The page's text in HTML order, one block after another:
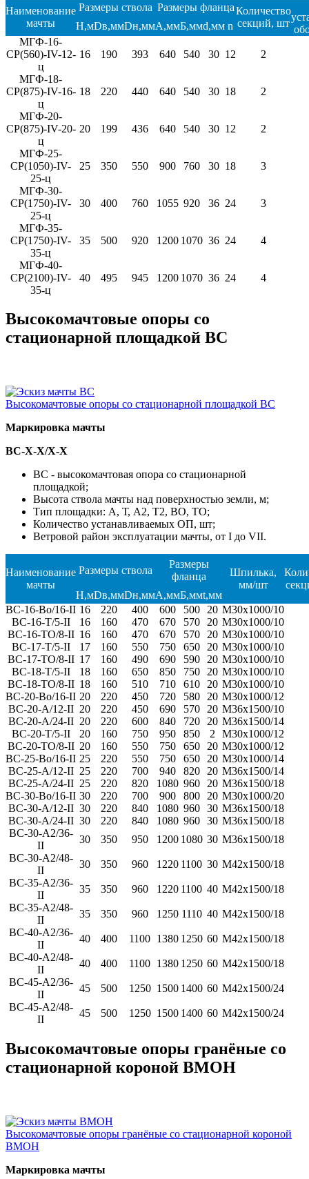
Наименование
мачты
Размеры ствола Размеры фланцаКоличество
секций, шт
H,мDв,ммDн,ммA,ммБ,ммd,мм n
МГФ-16-
СР(560)-IV-12-
ц
16 190 393 640 540 30 12 2
МГФ-18-
СР(875)-IV-16-
ц
18 220 440 640 540 30 18 2
МГФ-20-
СР(875)-IV-20-
ц
20 199 436 640 540 30 12 2
МГФ-25-
СР(1050)-IV-
25-ц
25 350 550 900 760 30 18 3
МГФ-30-
СР(1750)-IV-
25-ц
30 400 760 1055 920 36 24 3
МГФ-35-
СР(1750)-IV-
35-ц
35 500 920 1200 1070 36 24 4
МГФ-40-
СР(2100)-IV-
35-ц
40 495 945 1200 1070 36 24 4
Высокомачтовые опоры со
стационарной площадкой ВС
Высокомачтовые опоры со стационарной площадкой ВС
Маркировка мачты
ВС-X-Х/X-Х
ВС - высокомачтовая опора со стационарной
площадкой;
Высота ствола мачты над поверхностью земли, м;
Тип площадки: А, Т, А2, Т2, ВО, ТО;
Количество устанавливаемых ОП, шт;
Ветровой район эксплуатации мачты, от I до VII.
Наименование
мачты
Размеры ствола
Размеры
фланца
Шпилька,
мм/шт
H,мDв,ммDн,ммА,ммБ,ммt,мм
ВС-16-Во/16-II 16 220 400 600 500 20 М30х1000/10
ВС-16-Т/5-II
16 160 470 670 570 20 М30х1000/10
ВС-16-ТО/8-II 16 160 470 670 570 20 М30х1000/10
ВС-17-Т/5-II
17 160 550 750 650 20 М30х1000/10
ВС-17-ТО/8-II 17 160 490 690 590 20 М30х1000/10
ВС-18-Т/5-II
18 160 650 850 750 20 М30х1000/10
ВС-18-ТО/8-II 18 160 510 710 610 20 М30х1000/10
ВС-20-Во/16-II 20 220 450 720 580 20 М30х1000/12
ВС-20-А/12-II 20 220 450 690 570 20 М36х1500/10
ВС-20-А/24-II 20 220 600 840 720 20 М36x1500/14
ВС-20-Т/5-II
20 160 750 950 850 2
М30х1000/12
ВС-20-ТО/8-II 20 160 550 750 650 20 М30х1000/12
ВС-25-Во/16-II 25 220 550 750 650 20 М30x1000/14
ВС-25-А/12-II 25 220 700 940 820 20 М36x1500/14
ВС-25-А/24-II 25 220 820 1080 960 20 М36х1500/18
ВС-30-Во/16-II 30 220 700 900 800 20 М30х1000/20
ВС-30-А/12-II 30 220 840 1080 960 30 М36х1500/18
ВС-30-А/24-II 30 220 840 1080 960 30 М36х1500/18
ВС-30-А2/36-
II
30 350 950 1200 1080 30 М36х1500/18
ВС-30-А2/48-
II
30 350 960 1220 1100 30 М42х1500/18
ВС-35-А2/36-
II
35 350 960 1220 1100 40 М42х1500/18
ВС-35-А2/48-
II
35 350 960 1250 1110 40 М42х1500/18
ВС-40-А2/36-
II
40 400 1100 1380 1250 60 М42х1500/18
ВС-40-А2/48-
II
40 400 1100 1380 1250 60 М42х1500/18
ВС-45-А2/36-
II
45 500 1250 1500 1400 60 М42х1500/24
ВС-45-А2/48-
II
45 500 1250 1500 1400 60 М42х1500/24
Высокомачтовые опоры гранёные со
стационарной короной ВМОН
Высокомачтовые опоры гранёные со стационарной короной
ВМОН
Маркировка мачты